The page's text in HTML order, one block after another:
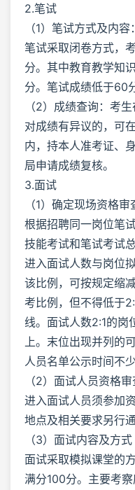
2.笔试
（1）笔试方式及内容：
笔试采取闭卷方式，
分。其中教育教学知
分。笔试成绩低于60
（2）成绩查询：考
对成绩有异议的，可
内，持本人准考证、
局申请成绩复核。
3.面试
（1）确定现场资格审
根据招聘同一岗位笔
技能考试和笔试考试
进入面试人数与岗位
该比例，可按规定缩
考比例，但不得低于
线。面试人数2:1的岗
上。末位出现并列的
人员名单公示时间不
（2）面试人员资格
进入面试人员须参加
地点及相关要求另行通
（3）面试内容及方式
面试采取模拟课堂的
满分100分。主要考